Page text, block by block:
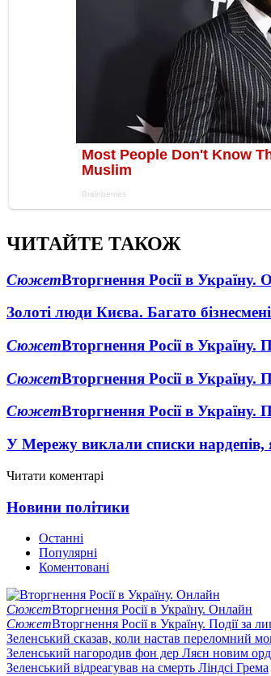
ЧИТАЙТЕ ТАКОЖ
СюжетВторгнення Росії в Україну.
Золоті люди Києва. Багато
СюжетВторгнення Росії в Україну.
СюжетВторгнення Росії в Україну.
СюжетВторгнення Росії в Україну.
У Мережу виклали списки нардепів,
Читати коментарі
Новини політики
Останні
Популярні
Коментовані
СюжетВторгнення Росії в Україну. Онлайн
СюжетВторгнення Росії в Україну. Події за
Зеленський сказав, коли настав переломний
Зеленський нагородив фон дер Ляєн новим
Зеленський відреагував на смерть Ліндсі Грема